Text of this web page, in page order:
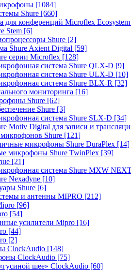
[1084]
Shure [660]
для конференций Microflex Ecosystem
Stem [6]
Shure [2]
Shure Axient Digital [59]
серии Microflex [128]
система Shure QLX-D [9]
система Shure ULX-D [10]
система Shure BLX-R [32]
мониторинга [16]
Shure [62]
Shure [3]
система Shure SLX-D [34]
Motiv Digital для записи и
Shure [121]
микрофоны Shure DuraPlex [14]
микрофоны Shure TwinPlex [39]
[21]
система Shure MXW
Nexadyne [10]
Shure [6]
и антенны MIPRO [212]
[96]
[54]
усилители Mipro [16]
[44]
[2]
ClockAudio [148]
ClockAudio [75]
шее» ClockAudio [60]